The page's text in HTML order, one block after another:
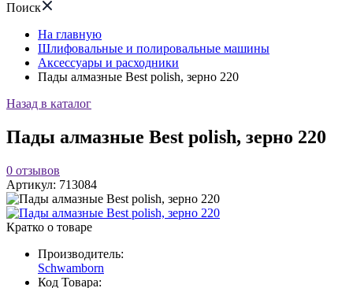
Поиск
На главную
Шлифовальные и полировальные машины
Аксессуары и расходники
Пады алмазные Best polish, зерно 220
Назад в каталог
Пады алмазные Best polish, зерно 220
0 отзывов
Артикул: 713084
Кратко о товаре
Производитель:
Schwamborn
Код Товара: